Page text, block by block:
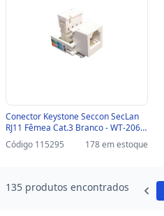
Conector Keystone Seccon SecLan
RJ11 Fêmea Cat.3 Branco - WT-2068-
W - WT-2068-W
Código 115295 178 em estoque
135 produtos encontrados